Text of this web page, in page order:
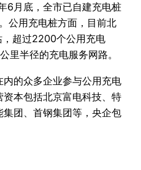
6月底，全市已自建充电桩
公用充电桩方面，目前北
超过2200个公用充电
里半径的充电服务网路。
的众多企业参与公用充电
本包括北京富电科技、特
团、首钢集团等，央企包